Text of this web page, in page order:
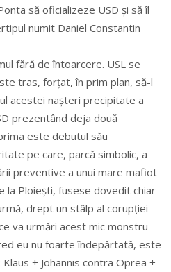
să oficializeze USD și să îl
numit Daniel Constantin
fără de întoarcere. USL se
tras, forțat, în prim plan, să-l
acestei nașteri precipitate a
prezentând deja două
este debutul său
pe care, parcă simbolic, a
preventive a unui mare mafiot
la Ploiești, fusese dovedit chiar
drept un stâlp al corupției
va urmări acest mic monstru
eu nu foarte îndepărtată, este
+ Johannis contra Oprea +